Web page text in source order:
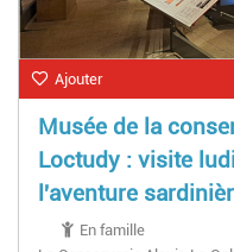
Ajouter
Musée de la
Loctudy : visite
l'aventure
En famille